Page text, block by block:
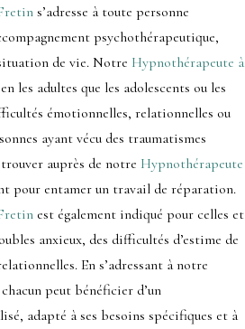
s’adresse à toute personne
psychothérapeutique,
de vie. Notre Hypnothérapeute à
les adultes que les adolescents ou les
émotionnelles, relationnelles ou
ayant vécu des traumatismes
auprès de notre Hypnothérapeute
pour entamer un travail de réparation.
est également indiqué pour celles et
anxieux, des difficultés d’estime de
En s’adressant à notre
peut bénéficier d’un
adapté à ses besoins spécifiques et à